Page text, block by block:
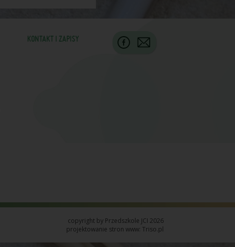
KONTAKT I ZAPISY
copyright by Przedszkole JCI 2026
projektowanie stron www: Triso.pl